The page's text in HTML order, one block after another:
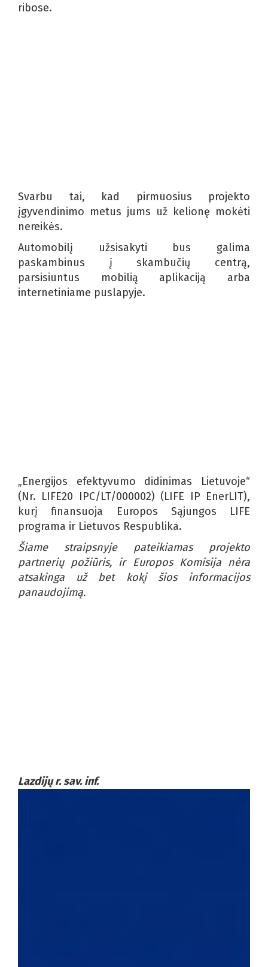
ribose.
Svarbu tai, kad pirmuosius projekto
įgyvendinimo metus jums už kelionę mokėti
nereikės.
Automobilį užsisakyti bus galima
paskambinus į skambučių centrą,
parsisiuntus mobilią aplikaciją arba
internetiniame puslapyje.
„Energijos efektyvumo didinimas Lietuvoje“
(Nr. LIFE20 IPC/LT/000002) (LIFE IP EnerLIT),
kurį finansuoja Europos Sąjungos LIFE
programa ir Lietuvos Respublika.
Šiame straipsnyje pateikiamas projekto
partnerių požiūris, ir Europos Komisija nėra
atsakinga už bet kokį šios informacijos
panaudojimą.
Lazdijų r. sav. inf.